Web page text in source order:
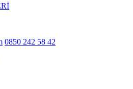
0850 242 58 42